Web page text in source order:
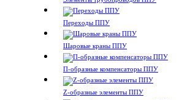
Переходы ППУ
Шаровые краны ППУ
П-образные компенсаторы ППУ
Z-образные элементы ППУ